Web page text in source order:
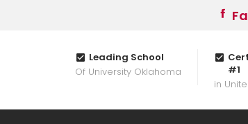
Leading School
Of University Oklahoma
#1
in